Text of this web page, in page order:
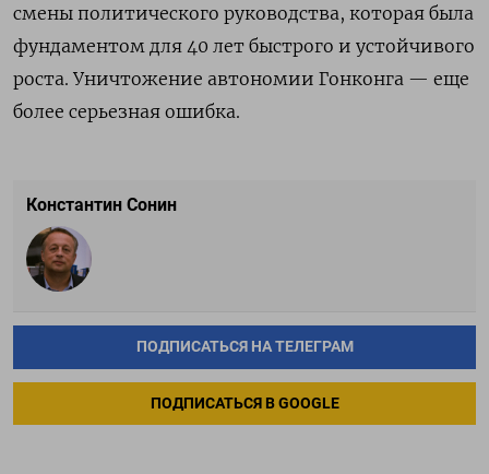
смены политического руководства, которая была
фундаментом для 40 лет быстрого и устойчивого
роста. Уничтожение автономии Гонконга — еще
более серьезная ошибка.
Константин Сонин
ПОДПИСАТЬСЯ НА ТЕЛЕГРАМ
ПОДПИСАТЬСЯ В GOOGLE